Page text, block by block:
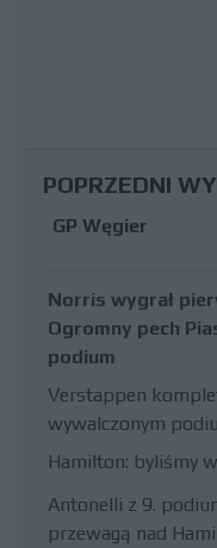
POPRZEDNI
GP Węgier
Norris wygrał
Ogromny pech
podium
Verstappen
wywalczonym
Hamilton: byliśmy
Antonelli z 9.
przewagą nad